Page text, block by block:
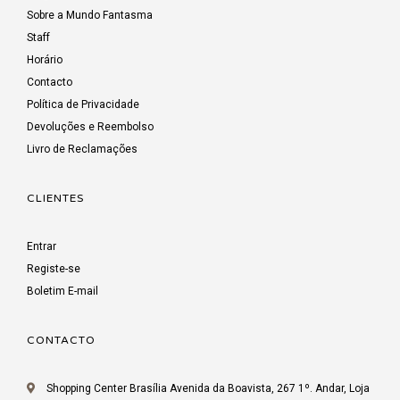
Sobre a Mundo Fantasma
Staff
Horário
Contacto
Política de Privacidade
Devoluções e Reembolso
Livro de Reclamações
CLIENTES
Entrar
Registe-se
Boletim E-mail
CONTACTO
Shopping Center Brasília Avenida da Boavista, 267 1º. Andar, Loja